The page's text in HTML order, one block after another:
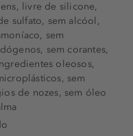
livre de silicone,
sulfato, sem alcóol,
sem
sem corantes,
oleosos,
sem
de nozes, sem óleo